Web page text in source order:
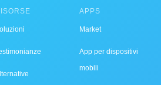
APPS
Market
App per dispositivi
mobili